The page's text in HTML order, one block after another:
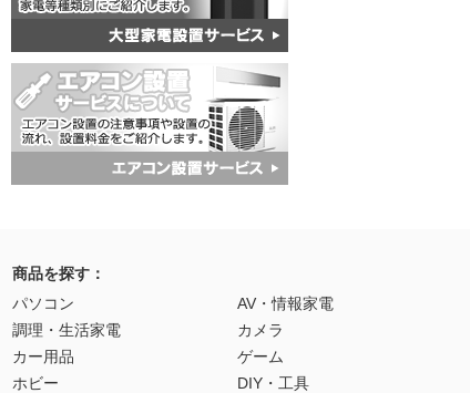
商品を探す：
パソコン
AV・情報家電
調理・生活家電
カメラ
カー用品
ゲーム
ホビー
DIY・工具